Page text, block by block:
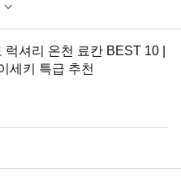
럭셔리 온천 료칸 BEST 10 |
세키 특급 추천